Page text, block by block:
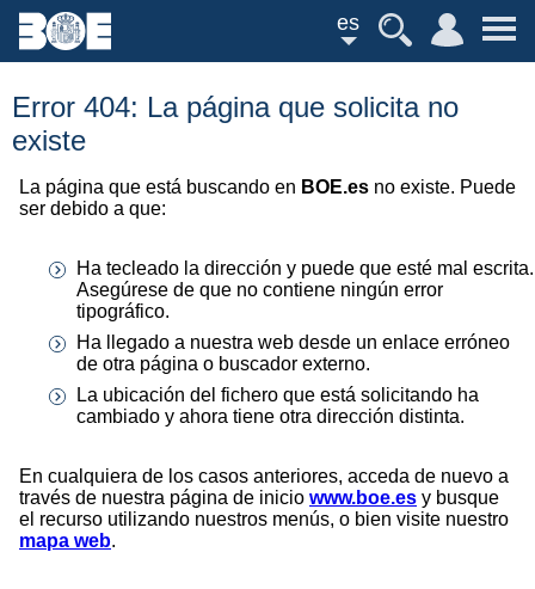
es
Error 404: La página que solicita no
existe
La página que está buscando en BOE.es no existe. Puede
ser debido a que:
Ha tecleado la dirección y puede que esté mal escrita.
Asegúrese de que no contiene ningún error
tipográfico.
Ha llegado a nuestra web desde un enlace erróneo
de otra página o buscador externo.
La ubicación del fichero que está solicitando ha
cambiado y ahora tiene otra dirección distinta.
En cualquiera de los casos anteriores, acceda de nuevo a
través de nuestra página de inicio www.boe.es y busque
el recurso utilizando nuestros menús, o bien visite nuestro
mapa web.